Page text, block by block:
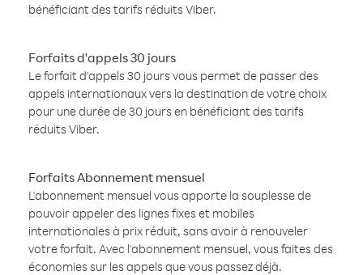
bénéficiant des tarifs réduits Viber.
Forfaits d'appels 30 jours
Le forfait d'appels 30 jours vous permet de passer des
appels internationaux vers la destination de votre choix
pour une durée de 30 jours en bénéficiant des tarifs
réduits Viber.
Forfaits Abonnement mensuel
L'abonnement mensuel vous apporte la souplesse de
pouvoir appeler des lignes fixes et mobiles
internationales à prix réduit, sans avoir à renouveler
votre forfait. Avec l'abonnement mensuel, vous faites des
économies sur les appels que vous passez déjà.